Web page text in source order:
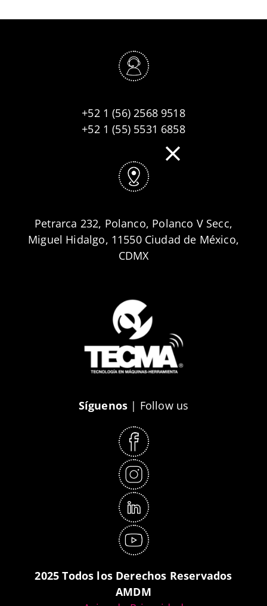
+52 1 (56) 2568 9518
+52 1 (55) 5531 6858
Petrarca 232, Polanco, Polanco V Secc,
Miguel Hidalgo, 11550 Ciudad de México,
CDMX
Síguenos | Follow us
2025 Todos los Derechos Reservados
AMDM